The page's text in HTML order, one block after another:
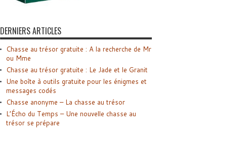
DERNIERS ARTICLES
Chasse au trésor gratuite : A la recherche de Mr
ou Mme
Chasse au trésor gratuite : Le Jade et le Granit
Une boîte à outils gratuite pour les énigmes et
messages codés
Chasse anonyme – La chasse au trésor
L’Écho du Temps – Une nouvelle chasse au
trésor se prépare